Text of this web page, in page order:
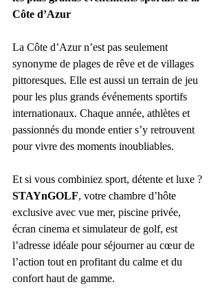
Côte d’Azur
La Côte d’Azur n’est pas seulement
synonyme de plages de rêve et de villages
pittoresques. Elle est aussi un terrain de jeu
pour les plus grands événements sportifs
internationaux. Chaque année, athlètes et
passionnés du monde entier s’y retrouvent
pour vivre des moments inoubliables.
Et si vous combiniez sport, détente et luxe ?
STAYnGOLF, votre chambre d’hôte
exclusive avec vue mer, piscine privée,
écran cinema et simulateur de golf, est
l’adresse idéale pour séjourner au cœur de
l’action tout en profitant du calme et du
confort haut de gamme.